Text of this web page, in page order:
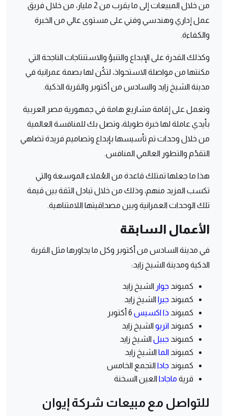
من خلال المبيعات إلى ما يقرب من 2 مليار، من خلال فريق
عمل إداري وهندسي وفني على مستوى عالي من الخبرة
والكفاءة.
وكذلك القدرة على الإبداع والتنبؤ والاستنتاجات الناجحة التي
مكنتها من مواصلة الاستحواذ، لتكُن لها بصمة عمرانية في
مدينة الشيخ زايد والسادس من أكتوبر والقرية الذكية.
وتعمل على إقامة مشاريع هامة في جمهورية مصر العربية
بأيدي عاملة لها خبرة طويلة، وتصل بك للمنافسة العالمية
من خلال وحدات تم تأسيسها بإبداع وتصاميم فريدة تضاهي
التقدُم والتطور العالمي المنافس.
هذا ما جعلها تمتلك قاعدة من العُملاء الموسعة والتي
تكسب المزيد منهم، وذلك من خلال تبادل الثقة بين قيمة
تلك الوحدات العمرانية وبين مصداقيتها اللامتناهية.
الأعمال السابقة
في مدينة السادس من أكتوبر وكل ما يجاورها مثل القرية
الذكية ومدينة الشيخ زايد:
كمبوند جوار الشيخ زايد
كمبوند جيرا الشيخ زايد
كمبوند ذا اكسيس
كمبوند اتريو الشيخ زايد
كمبوند جبيل الشيخ زايد
كمبوند الما الشيخ زايد
كمبوند جادا التجمع الخامس
قرية ماجادا العين السخنة
للتواصل مع مبيعات شركة إيوان